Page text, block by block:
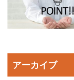
アーカイブ